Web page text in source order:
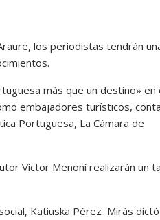
los periodistas tendrán
más que un destino» en
embajadores turísticos,
Portuguesa, La Cámara de
Victor Menoní realizarán un
Katiuska Pérez Mirás